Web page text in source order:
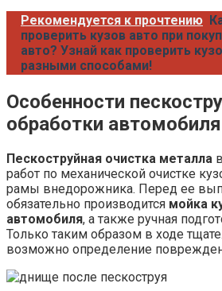
Рекомендуется к прочтению
проверить кузов авто при
авто? Узнай как проверить
разными способами!
Особенности
обработки автомобиля
Пескоструйная очистка металла
работ по механической очистке
рамы внедорожника. Перед ее
обязательно производится мойка
автомобиля, а также ручная
Только таким образом в ходе
возможно определение